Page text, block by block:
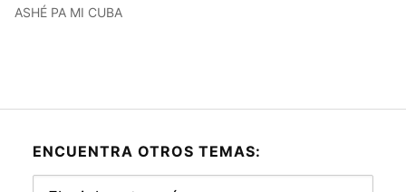
ASHÉ PA MI CUBA
ENCUENTRA OTROS TEMAS: